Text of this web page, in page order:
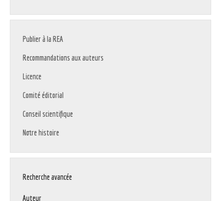
Publier à la REA
Recommandations aux auteurs
Licence
Comité éditorial
Conseil scientifique
Notre histoire
Recherche avancée
Auteur